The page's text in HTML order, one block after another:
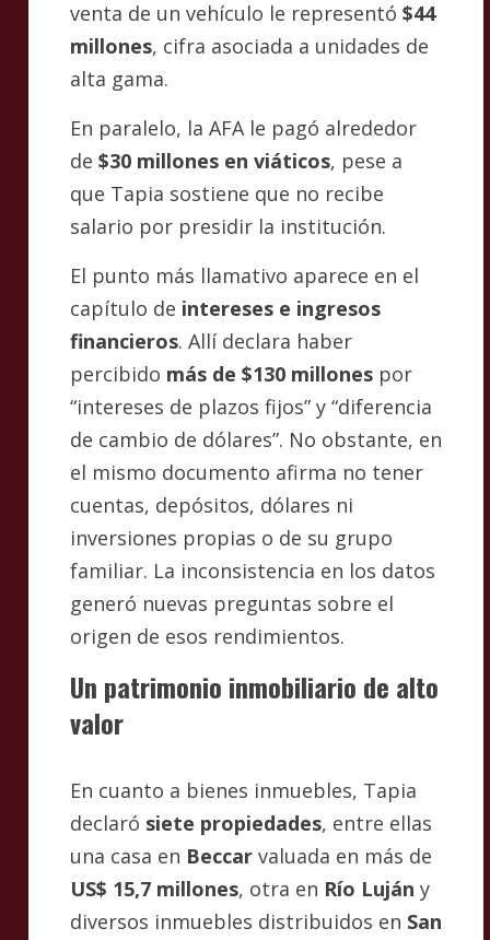
venta de un vehículo le representó $44
millones, cifra asociada a unidades de
alta gama.
En paralelo, la AFA le pagó alrededor
de $30 millones en viáticos, pese a
que Tapia sostiene que no recibe
salario por presidir la institución.
El punto más llamativo aparece en el
capítulo de intereses e ingresos
financieros. Allí declara haber
percibido más de $130 millones por
“intereses de plazos fijos” y “diferencia
de cambio de dólares”. No obstante, en
el mismo documento afirma no tener
cuentas, depósitos, dólares ni
inversiones propias o de su grupo
familiar. La inconsistencia en los datos
generó nuevas preguntas sobre el
origen de esos rendimientos.
Un patrimonio inmobiliario de alto
valor
En cuanto a bienes inmuebles, Tapia
declaró siete propiedades, entre ellas
una casa en Beccar valuada en más de
US$ 15,7 millones, otra en Río Luján y
diversos inmuebles distribuidos en San